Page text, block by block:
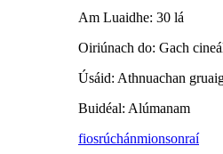
Am Luaidhe: 30 lá
Oiriúnach do: Gach
Úsáid: Athnuachan
Buidéal: Alúmanam
fiosrúchánmionsonraí